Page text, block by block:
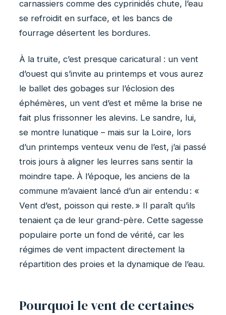
carnassiers comme des cyprinidés chute, l’eau
se refroidit en surface, et les bancs de
fourrage désertent les bordures.
À la truite, c’est presque caricatural : un vent
d’ouest qui s’invite au printemps et vous aurez
le ballet des gobages sur l’éclosion des
éphémères, un vent d’est et même la brise ne
fait plus frissonner les alevins. Le sandre, lui,
se montre lunatique – mais sur la Loire, lors
d’un printemps venteux venu de l’est, j’ai passé
trois jours à aligner les leurres sans sentir la
moindre tape. À l’époque, les anciens de la
commune m’avaient lancé d’un air entendu : «
Vent d’est, poisson qui reste. » Il paraît qu’ils
tenaient ça de leur grand-père. Cette sagesse
populaire porte un fond de vérité, car les
régimes de vent impactent directement la
répartition des proies et la dynamique de l’eau.
Pourquoi le vent de certaines